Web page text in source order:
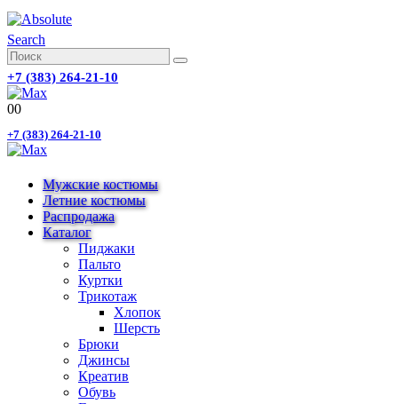
Search
+7 (383) 264-21-10
00
+7 (383) 264-21-10
Мужские костюмы
Летние костюмы
Распродажа
Каталог
Пиджаки
Пальто
Куртки
Трикотаж
Хлопок
Шерсть
Брюки
Джинсы
Креатив
Обувь